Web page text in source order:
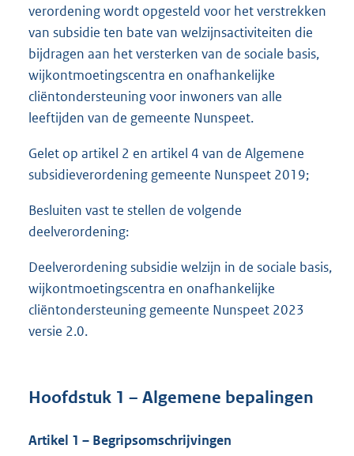
verordening wordt opgesteld voor het verstrekken
van subsidie ten bate van welzijnsactiviteiten die
bijdragen aan het versterken van de sociale basis,
wijkontmoetingscentra en onafhankelijke
cliëntondersteuning voor inwoners van alle
leeftijden van de gemeente Nunspeet.
Gelet op artikel 2 en artikel 4 van de Algemene
subsidieverordening gemeente Nunspeet 2019;
Besluiten vast te stellen de volgende
deelverordening:
Deelverordening subsidie welzijn in de sociale basis,
wijkontmoetingscentra en onafhankelijke
cliëntondersteuning gemeente Nunspeet 2023
versie 2.0.
Hoofdstuk 1 – Algemene bepalingen
Artikel 1 – Begripsomschrijvingen